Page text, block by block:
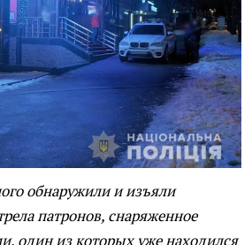
обнаружили и изъяли
патронов, снаряженное
один из которых уже находился